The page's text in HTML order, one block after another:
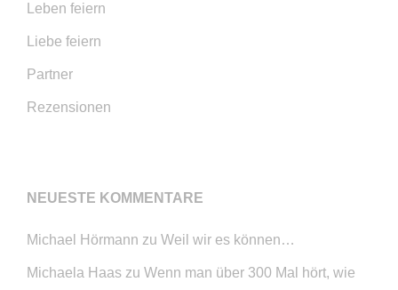
Leben feiern
Liebe feiern
Partner
Rezensionen
NEUESTE KOMMENTARE
Michael Hörmann zu Weil wir es können…
Michaela Haas zu Wenn man über 300 Mal hört, wie